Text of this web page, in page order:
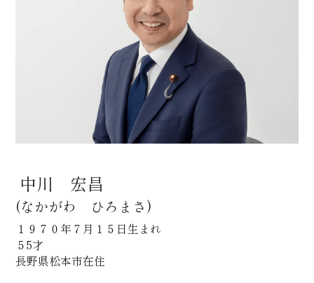
令和6年能登半島地震・令和6年奥能登豪雨に関
事務所のご案内
中川　宏昌
(なかがわ　ひろまさ)
１９７０年７月１５日生まれ
５5才
長野県松本市在住